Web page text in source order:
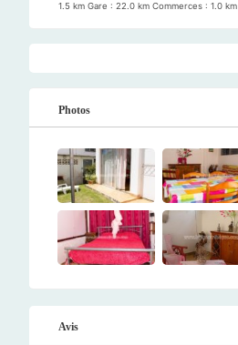
1.5 km Gare : 22.0 km Commerces : 1.0 km
Photos
Avis